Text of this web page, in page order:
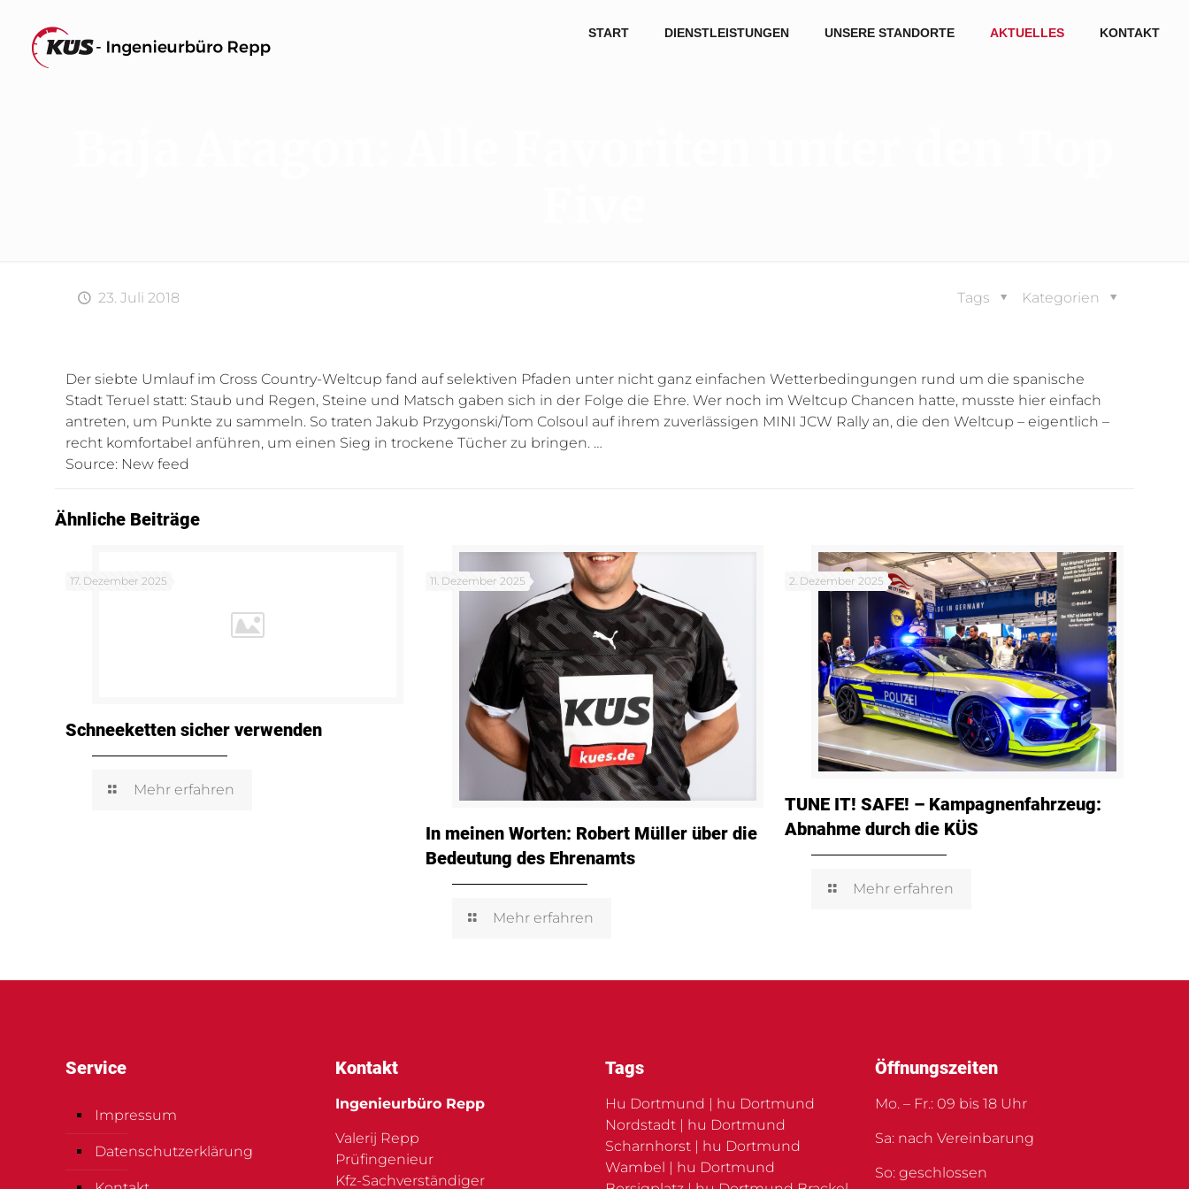
START DIENSTLEISTUNGEN UNSERE STANDORTE AKTUELLES KONTAKT
23. Juli 2018 Kategorien
Tags
Der siebte Umlauf im Cross Country-Weltcup fand auf selektiven Pfaden unter nicht ganz einfachen Wetterbedingungen rund um die spanische
Stadt Teruel statt: Staub und Regen, Steine und Matsch gaben sich in der Folge die Ehre. Wer noch im Weltcup Chancen hatte, musste hier einfach
antreten, um Punkte zu sammeln. So traten Jakub Przygonski/Tom Colsoul auf ihrem zuverlässigen MINI JCW Rally an, die den Weltcup – eigentlich –
recht komfortabel anführen, um einen Sieg in trockene Tücher zu bringen. …
Source: New feed
Ähnliche Beiträge
17. Dezember 2025
Schneeketten sicher verwenden
Mehr erfahren
11. Dezember 2025
In meinen Worten: Robert Müller über die
Bedeutung des Ehrenamts
Mehr erfahren
2. Dezember 2025
TUNE IT! SAFE! – Kampagnenfahrzeug:
Abnahme durch die KÜS
Mehr erfahren
Service
Impressum
Datenschutzerklärung
Kontakt
Ingenieurbüro Repp
Valerij Repp
Prüfingenieur
Kfz-Sachverständiger
Tags
Hu Dortmund | hu Dortmund
Nordstadt | hu Dortmund
Scharnhorst | hu Dortmund
Wambel | hu Dortmund
Öffnungszeiten
Mo. – Fr.: 09 bis 18 Uhr
Sa: nach Vereinbarung
So: geschlossen